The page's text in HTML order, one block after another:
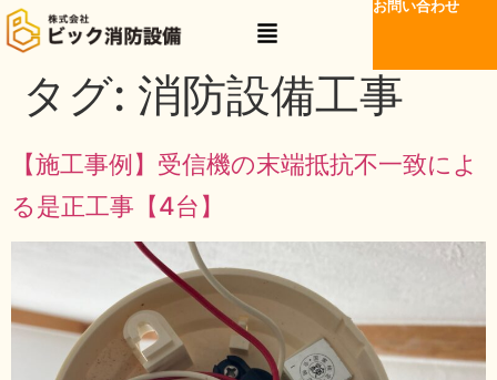
お問い合わせ
タグ: 消防設備工事
【施工事例】受信機の末端抵抗不一致によ
る是正工事【4台】